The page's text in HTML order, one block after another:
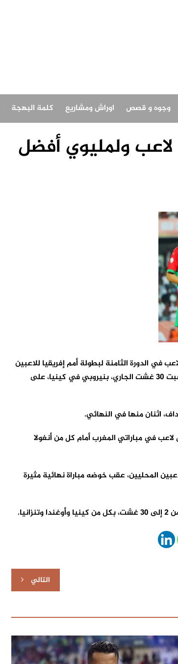
وجوه و قصص اوراش ومشاريع كلمة البهجة
لاعب ولمليوي أفضل
في الدورة الثامنة لبطولة أمم إفريقيا للاعبين
المحليين لكرة القدم 2024، التي ظفر المغرب بلقبها، اليوم السبت 30 غشت الجاري، بنيروبي في كينيا، على
اثنان منها في النهائي.
في مباراتي المغرب أمام كل من أنغولا
المحليين، عقب خوضه مباراة نهائية مثيرة
التالي